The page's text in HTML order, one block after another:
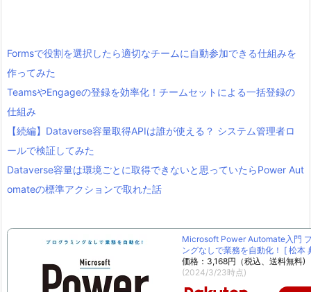
Formsで役割を選択したら適切なチームに自動参加できる仕組みを
作ってみた
TeamsやEngageの登録を効率化！チームセットによる一括登録の
仕組み
【続編】Dataverse容量取得APIは誰が使える？ システム管理者ロ
ールで検証してみた
Dataverse容量は環境ごとに取得できないと思っていたらPower Aut
omateの標準アクションで取れた話
Microsoft Power Automate入門
ングなしで業務を自動化！ [ 松本
価格：3,168円（税込、送料無料)
(2024/3/23時点)